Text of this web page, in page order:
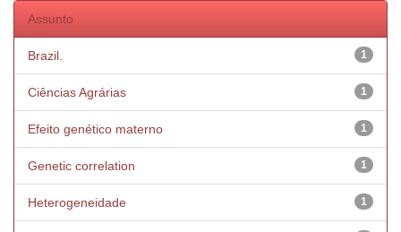
Assunto
1
Brazil.
1
Ciências Agrárias
1
Efeito genético materno
1
Genetic correlation
1
Heterogeneidade